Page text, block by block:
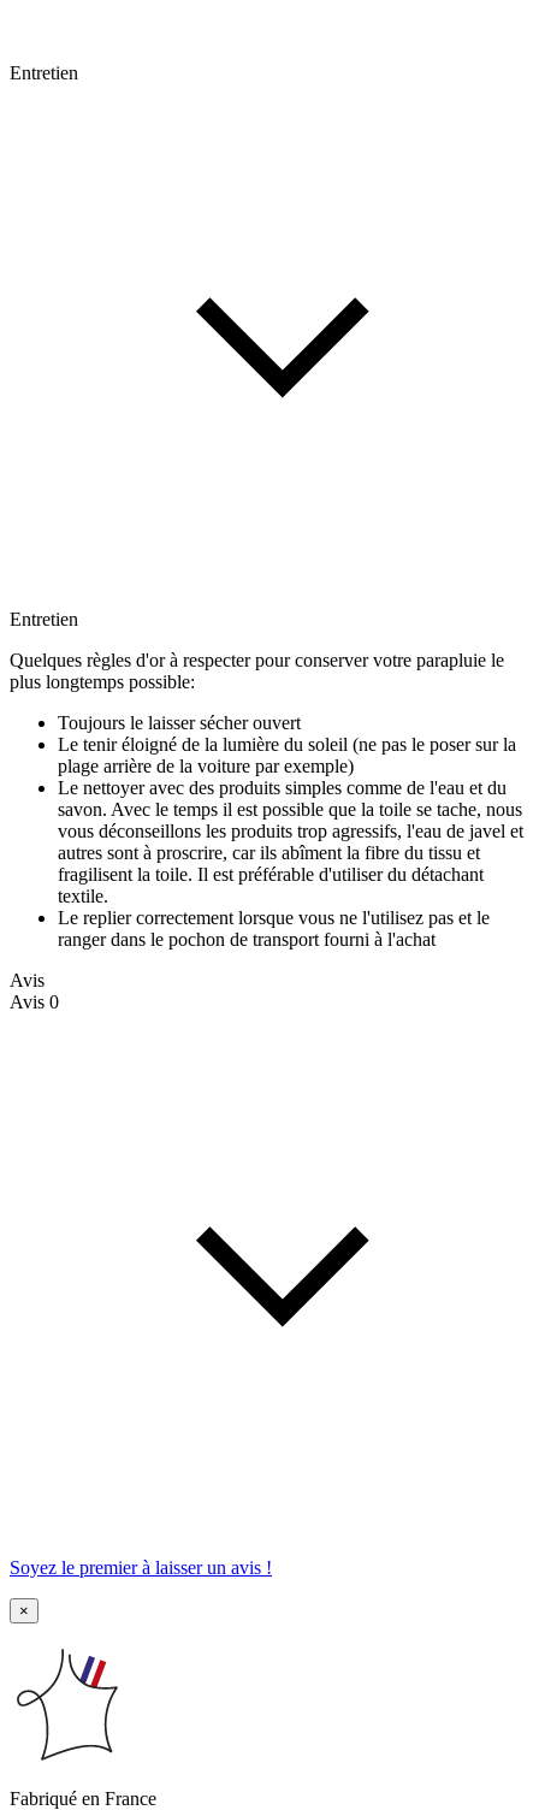
Entretien
Entretien
Quelques règles d'or à respecter pour conserver votre parapluie le
plus longtemps possible:
Toujours le laisser sécher ouvert
Le tenir éloigné de la lumière du soleil (ne pas le poser sur la
plage arrière de la voiture par exemple)
Le nettoyer avec des produits simples comme de l'eau et du
savon. Avec le temps il est possible que la toile se tache, nous
vous déconseillons les produits trop agressifs, l'eau de javel et
autres sont à proscrire, car ils abîment la fibre du tissu et
fragilisent la toile. Il est préférable d'utiliser du détachant
textile.
Le replier correctement lorsque vous ne l'utilisez pas et le
ranger dans le pochon de transport fourni à l'achat
Avis
Avis 0
Soyez le premier à laisser un avis !
×
Fabriqué en France